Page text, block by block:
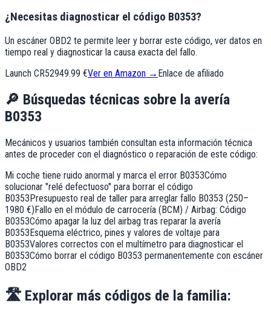
¿Necesitas diagnosticar el código B0353?
Un escáner OBD2 te permite leer y borrar este código, ver datos en
tiempo real y diagnosticar la causa exacta del fallo.
Launch CR52949.99 €Ver en Amazon → Enlace de afiliado
🔎 Búsquedas técnicas sobre la avería
B0353
Mecánicos y usuarios también consultan esta información técnica
antes de proceder con el diagnóstico o reparación de este código:
Mi coche tiene ruido anormal y marca el error B0353Cómo
solucionar "relé defectuoso" para borrar el código
B0353Presupuesto real de taller para arreglar fallo B0353 (250–
1980 €)Fallo en el módulo de carrocería (BCM) / Airbag: Código
B0353Cómo apagar la luz del airbag tras reparar la avería
B0353Esquema eléctrico, pines y valores de voltaje para
B0353Valores correctos con el multímetro para diagnosticar el
B0353Cómo borrar el código B0353 permanentemente con escáner
OBD2
🛣️ Explorar más códigos de la familia: